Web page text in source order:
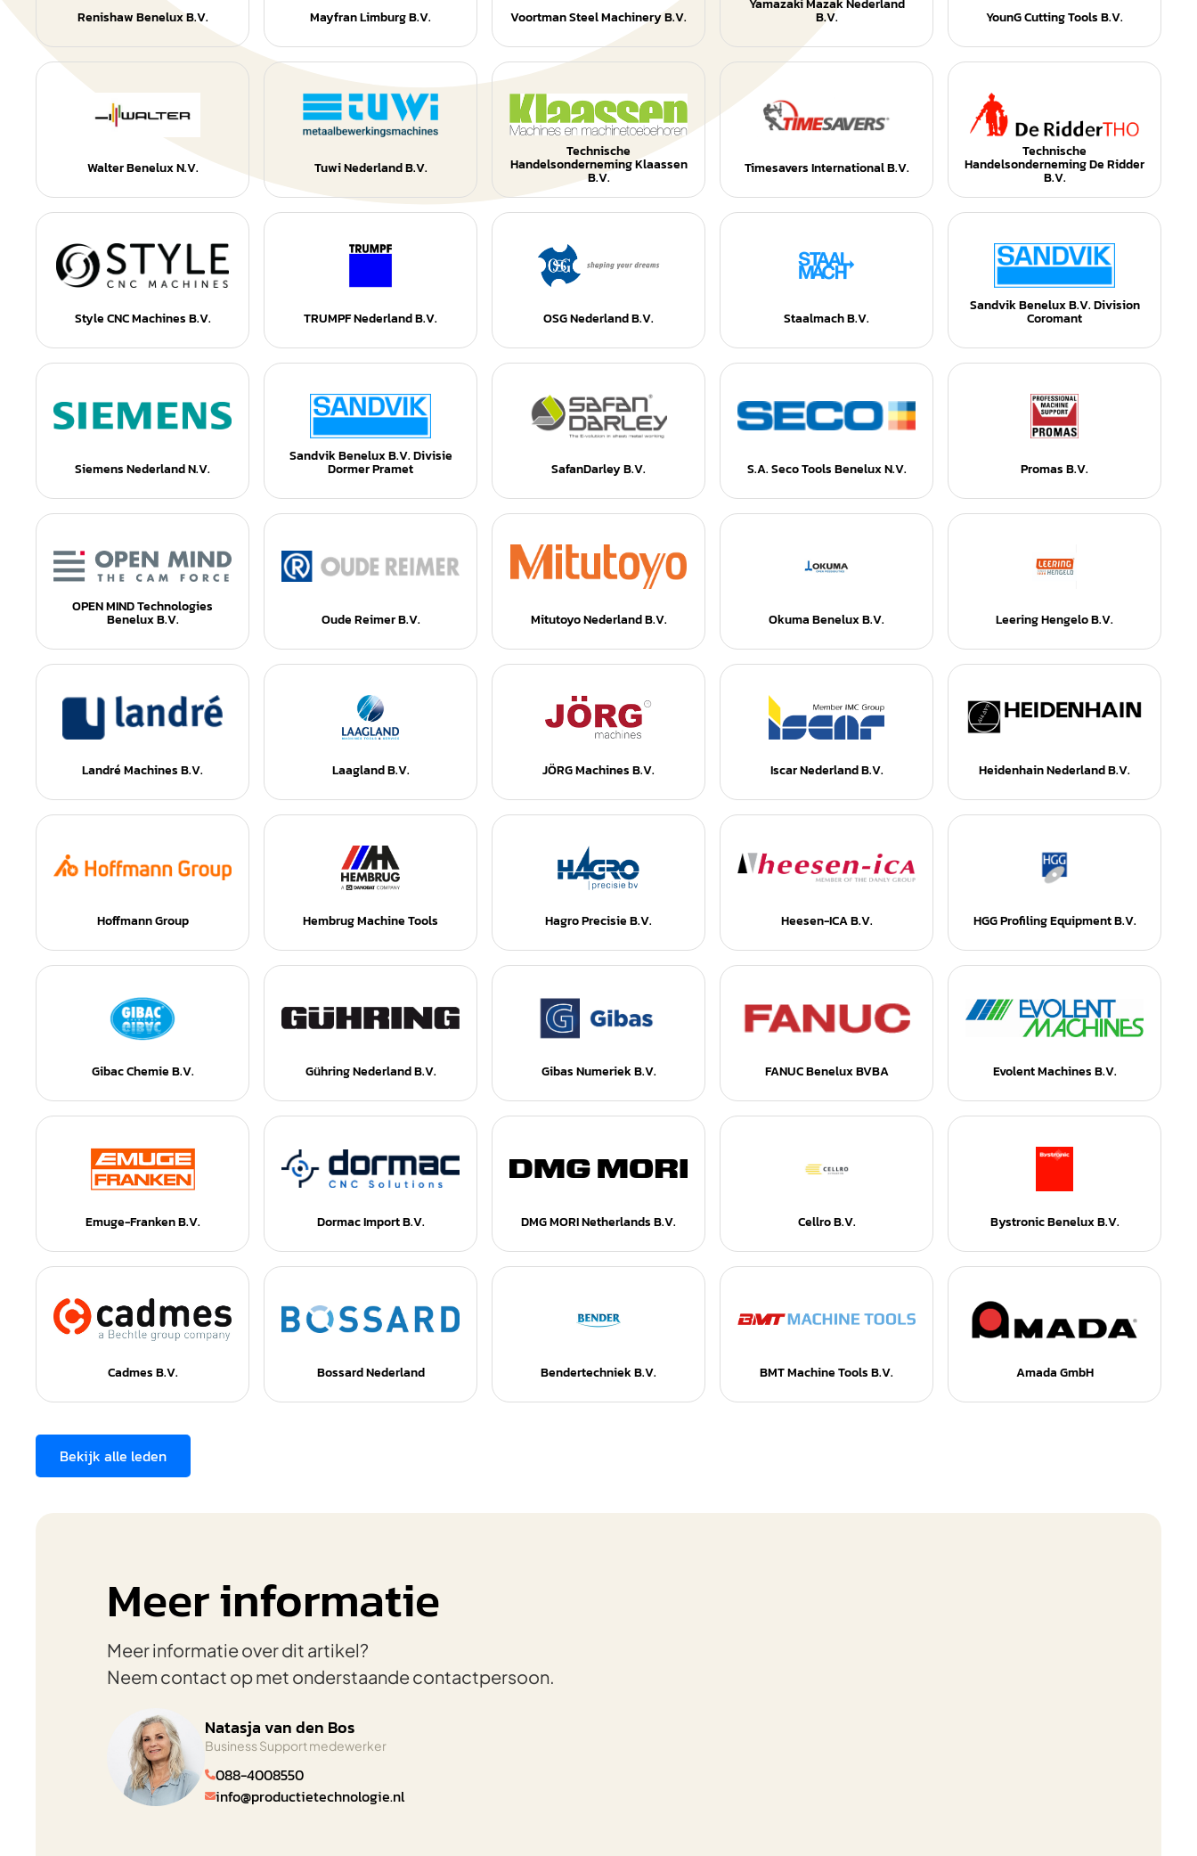
Renishaw Benelux B.V. Mayfran Limburg B.V. Voortman Steel Machinery B.V.
Yamazaki Mazak Nederland
B.V. YounG Cutting Tools B.V.
Walter Benelux N.V. Tuwi Nederland B.V.
Technische
Handelsonderneming Klaassen
B.V.
Timesavers International B.V.
Technische
Handelsonderneming De Ridder
B.V.
Style CNC Machines B.V. TRUMPF Nederland B.V. OSG Nederland B.V. Staalmach B.V.
Sandvik Benelux B.V. Division
Coromant
Siemens Nederland N.V.
Sandvik Benelux B.V. Divisie
Dormer Pramet SafanDarley B.V. S.A. Seco Tools Benelux N.V. Promas B.V.
OPEN MIND Technologies
Benelux B.V. Oude Reimer B.V. Mitutoyo Nederland B.V. Okuma Benelux B.V. Leering Hengelo B.V.
Landré Machines B.V. Laagland B.V. JÖRG Machines B.V. Iscar Nederland B.V. Heidenhain Nederland B.V.
Hoffmann Group Hembrug Machine Tools Hagro Precisie B.V. Heesen-ICA B.V. HGG Profiling Equipment B.V.
Gibac Chemie B.V. Gühring Nederland B.V. Gibas Numeriek B.V. FANUC Benelux BVBA Evolent Machines B.V.
Emuge-Franken B.V. Dormac Import B.V. DMG MORI Netherlands B.V. Cellro B.V. Bystronic Benelux B.V.
Cadmes B.V. Bossard Nederland Bendertechniek B.V. BMT Machine Tools B.V. Amada GmbH
Bekijk alle leden
Meer informatie
Meer informatie over dit artikel?
Neem contact op met onderstaande contactpersoon.
Natasja van den Bos
Business Support medewerker
088-4008550
info@productietechnologie.nl